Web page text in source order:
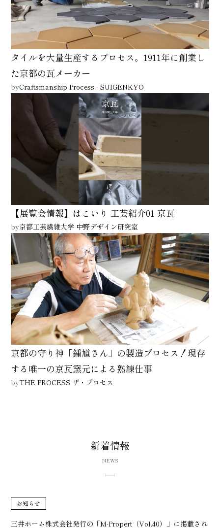
タイルを大量生産するプロセス。1911年に創業し
た京都の瓦メーカー
byCraftsmanship Process - SUIGENKYO
【展覧会情報】はこいり 工芸紹介01 京瓦
by京都工芸繊維大学 中野デザイン研究室
京都の守り神「鍾馗さん」の製造プロセス！現存
する唯一の京瓦窯元による熟練仕事
byTHE PROCESS ザ・プロセス
新着情報
NEWS
お知らせ
三井ホーム株式会社発行の「M-Propert（Vol.40）」に掲載され